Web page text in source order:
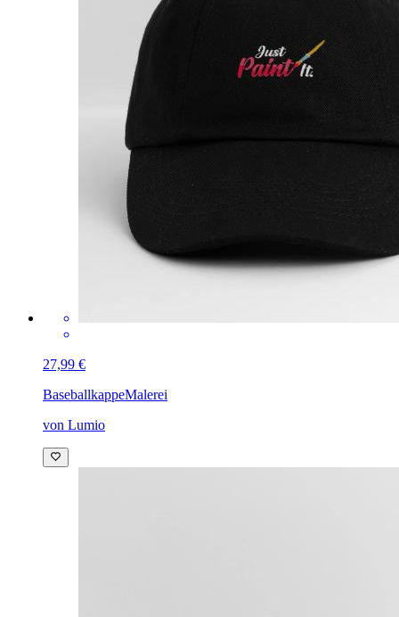
27,99 €
BaseballkappeMalerei
von Lumio